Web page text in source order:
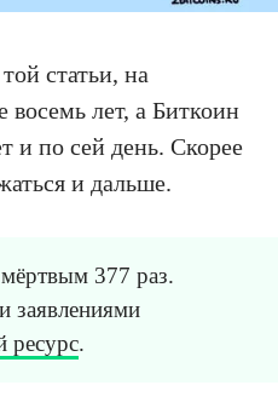
статьи, на
лет, а Биткоин
и по сей день. Скорее
и дальше.
377 раз.
заявлениями
ресурс.